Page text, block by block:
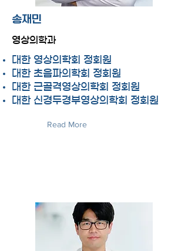
송재민
영상의학과
대한 영상의학회 정회원
대한 초음파의학회 정회원
대한 근골격영상의학회 정회원
대한 신경두경부영상의학회 정회원
Read More